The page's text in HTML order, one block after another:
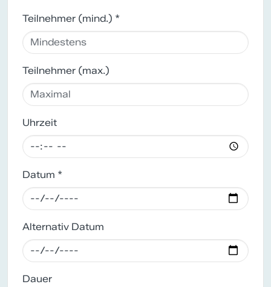
Teilnehmer (mind.) *
Teilnehmer (max.)
Uhrzeit
Datum *
Alternativ Datum
Dauer